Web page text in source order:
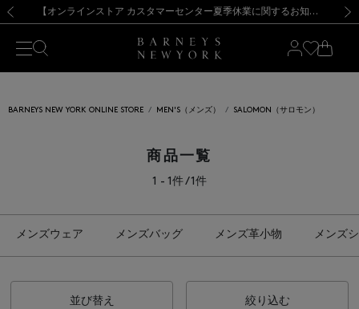
新規登録のお客様も対象！＜MY BARNEYS＞会員のお客様は11,000円（税込）以上のお買上げで常時送料無料！お買い物の際は会員登録を！
【夏季休業に伴う出荷一時停止のお知らせ】(2026.8.7) 【オンラインストア カスタマーセンター夏季休業に関するお知らせ】（2026.8.7）
【夏季休業に伴う返品・交換承り一時停止のお知らせ】（2026.8.5）
熊本県を中心とした地震の影響によるお荷物のお届けについて
【開催中】SUMMER SALEのご案内・ご注意事項 新規登録のお客様も対象！＜MY BARNEYS＞会員のお客様は11,000円（税込）以上のお買上げで常時送料無料！お買い物の際は会員登録を！
【夏季休業に伴う出荷一時停止のお知らせ】(2026.8.7)
BARNEYS NEW YORK ONLINE STORE MEN'S（メンズ） SALOMON（サロモン）
商品一覧
1 - 1件 / 1件
メンズウェア メンズバッグ メンズ革小物 メンズ
並び替え 絞り込む